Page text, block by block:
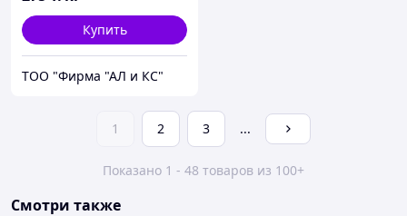
Купить
ТОО "Фирма "АЛ и КС"
1 2 3 ...
Показано 1 - 48 товаров из 100+
Смотри также